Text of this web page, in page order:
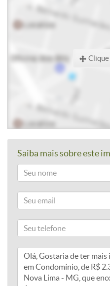
Saiba mais sobre este